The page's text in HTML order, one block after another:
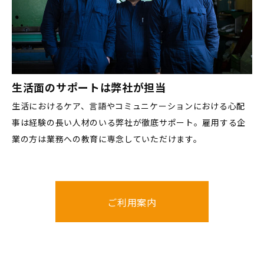
生活面のサポートは弊社が担当
生活におけるケア、言語やコミュニケーションにおける心配
事は経験の長い人材のいる弊社が徹底サポート。雇用する企
業の方は業務への教育に専念していただけます。
ご利用案内